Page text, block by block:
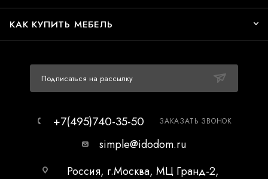
КАК КУПИТЬ МЕБЕЛЬ
Подписаться на рассылку
+7(495)740-35-50 ЗАКАЗАТЬ ЗВОНОК
simple@idodom.ru
Россия, г.Москва, МЦ Гранд-2,